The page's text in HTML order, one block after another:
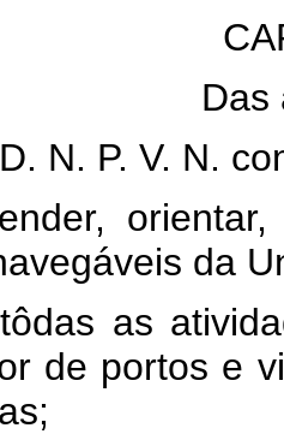
Das
N. P. V. N.
da
as
de portos e